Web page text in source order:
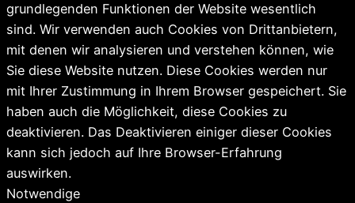
grundlegenden Funktionen der Website wesentlich
sind. Wir verwenden auch Cookies von Drittanbietern,
mit denen wir analysieren und verstehen können, wie
Sie diese Website nutzen. Diese Cookies werden nur
mit Ihrer Zustimmung in Ihrem Browser gespeichert. Sie
haben auch die Möglichkeit, diese Cookies zu
deaktivieren. Das Deaktivieren einiger dieser Cookies
kann sich jedoch auf Ihre Browser-Erfahrung
auswirken.
Notwendige